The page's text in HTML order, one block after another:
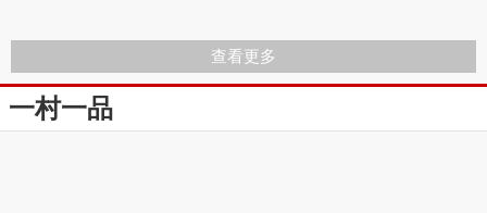
查看更多
一村一品